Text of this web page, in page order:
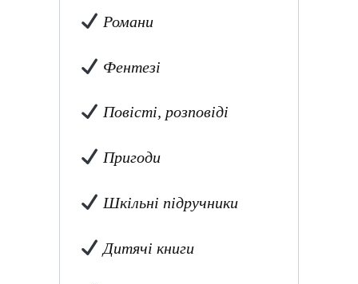
Романи
Фентезі
Повісті, розповіді
Пригоди
Шкільні підручники
Дитячі книги